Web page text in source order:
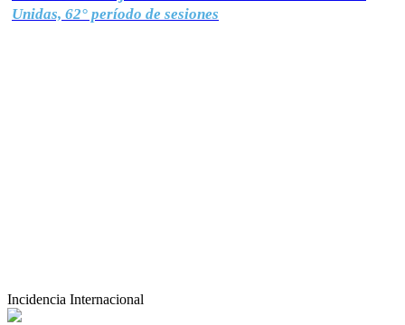
Unidas, 62° período de sesiones
Incidencia Internacional